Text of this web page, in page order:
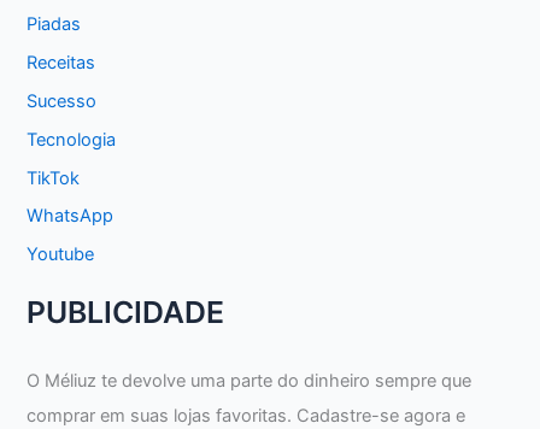
Piadas
Receitas
Sucesso
Tecnologia
TikTok
WhatsApp
Youtube
PUBLICIDADE
O Méliuz te devolve uma parte do dinheiro sempre que
comprar em suas lojas favoritas. Cadastre-se agora e